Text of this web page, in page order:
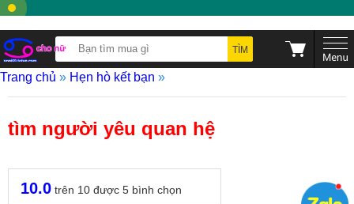
TÌM
Trang chủ » Hẹn hò kết bạn »
tìm người yêu quan hệ
10.0 trên 10 được 5 bình chọn